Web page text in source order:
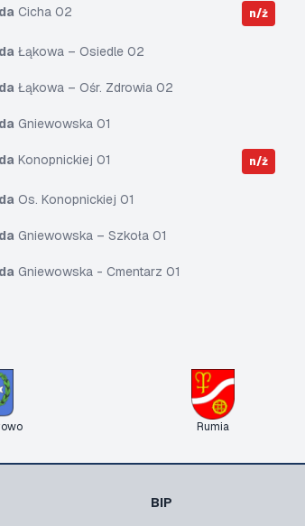
Cicha 02 n/ż
Łąkowa – Osiedle 02
Łąkowa – Ośr. Zdrowia 02
Gniewowska 01
Konopnickiej 01 n/ż
Os. Konopnickiej 01
Gniewowska – Szkoła 01
Gniewowska - Cmentarz 01
Rumia
BIP